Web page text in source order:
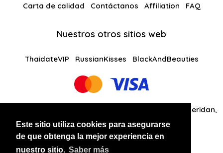
Este sitio utiliza cookies para asegurarse
de que obtenga la mejor experiencia en
nuestro sitio. Saber más
Carta de calidad Contáctanos Affiliation FAQ
Nuestros otros sitios web
ThaidateVIP RussianKisses BlackAndBeauties
Global Solutions Medias LLC 30 N Gould St Ste R Sheridan,
WY 82801
+14242081461